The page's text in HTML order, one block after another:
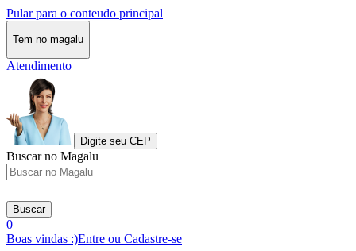
Pular para o conteudo principal
Tem no magalu
Atendimento
Digite seu CEP
Buscar no Magalu
Buscar
0
Boas vindas :)Entre ou Cadastre-se